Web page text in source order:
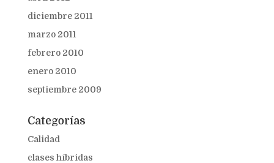
diciembre 2011
marzo 2011
febrero 2010
enero 2010
septiembre 2009
Categorías
Calidad
clases híbridas